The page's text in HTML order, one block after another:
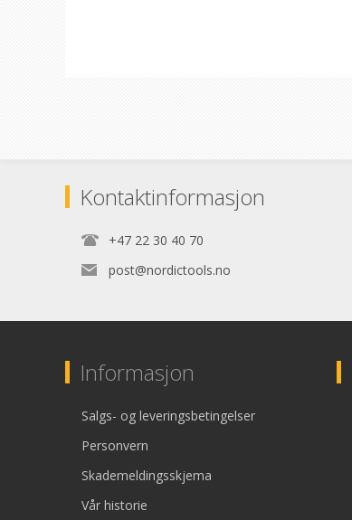
Kontaktinformasjon
+47 22 30 40 70
post@nordictools.no
Informasjon
Salgs- og leveringsbetingelser
Personvern
Skademeldingsskjema
Vår historie